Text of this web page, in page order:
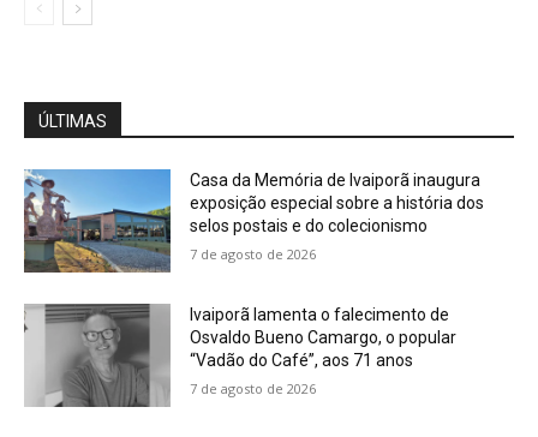
ÚLTIMAS
Casa da Memória de Ivaiporã inaugura
exposição especial sobre a história dos
selos postais e do colecionismo
7 de agosto de 2026
Ivaiporã lamenta o falecimento de
Osvaldo Bueno Camargo, o popular
“Vadão do Café”, aos 71 anos
7 de agosto de 2026